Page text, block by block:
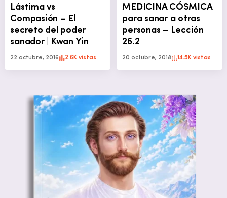
Lástima vs
Compasión – El
secreto del poder
sanador | Kwan Yin
22 octubre, 2016 2.6K vistas
MEDICINA CÓSMICA
para sanar a otras
personas – Lección
26.2
20 octubre, 2018 14.5K vistas